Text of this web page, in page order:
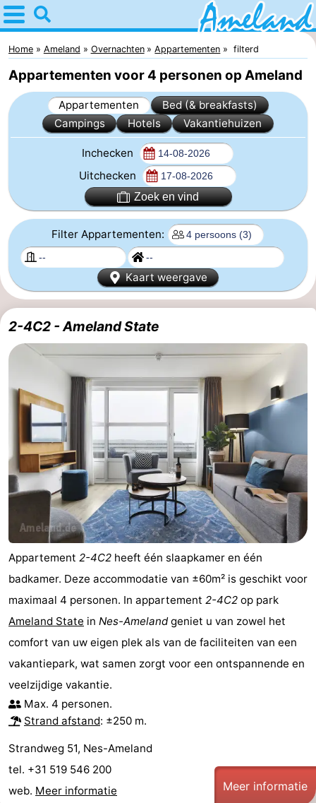
Home
Ameland
Tips
Voor
Overnachten
Appartementen
-
Ameland
State
Bed
(&
Campings
Vakantiehuizen
Boomhiemke
-
Landal
Ameland
Last
minutes
Strand
Zien
&
doen
Bezienswaardigheden
-
Musea
-
Monumenten
-
Kerken
-
Molens
-
Uitkijkpunten
Attracties
Home Ameland Overnachten Appartementen filterd
Appartementen voor 4 personen op Ameland
Appartementen
Bed (& breakfasts)
Campings
Hotels Vakantiehuizen
Inchecken
Uitchecken
Zoek en vind
Filter Appartementen:
Kaart weergave
2-4C2 - Ameland State
Appartement 2-4C2 heeft één slaapkamer en één
badkamer. Deze accommodatie van ±60m² is geschikt voor
maximaal 4 personen. In appartement 2-4C2 op park
Ameland State in Nes-Amelandgeniet u van zowel het
comfort van uw eigen plek als van de faciliteiten van een
vakantiepark, wat samen zorgt voor een ontspannende en
veelzijdige vakantie.
Max. 4 personen.
Strand afstand: ±250 m.
Strandweg 51, Nes-Ameland
tel. +31 519 546 200
web. Meer informatie Meer informatie